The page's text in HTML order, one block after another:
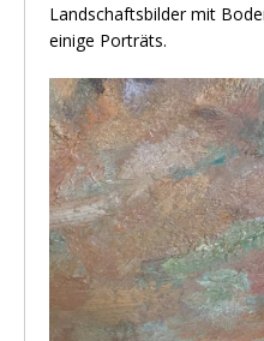
Landschaftsbilder mit
einige Porträts.